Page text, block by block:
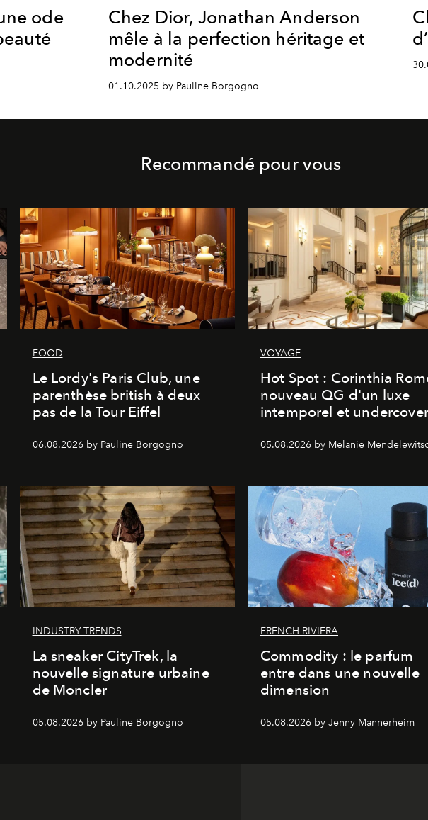
ode
Chez Dior, Jonathan Anderson
mêle à la perfection héritage et
modernité
01.10.2025 by Pauline Borgogno
Recommandé pour vous
FOOD
Le Lordy's Paris Club, une
parenthèse british à deux
pas de la Tour Eiffel
06.08.2026 by Pauline Borgogno
VOYAGE
Hot Spot : Corinthia
nouveau QG d'un luxe
intemporel et undercover
05.08.2026 by Melanie
INDUSTRY TRENDS
La sneaker CityTrek, la
nouvelle signature urbaine
de Moncler
05.08.2026 by Pauline Borgogno
FRENCH RIVIERA
Commodity : le parfum
entre dans une nouvelle
dimension
05.08.2026 by Jenny Mannerheim